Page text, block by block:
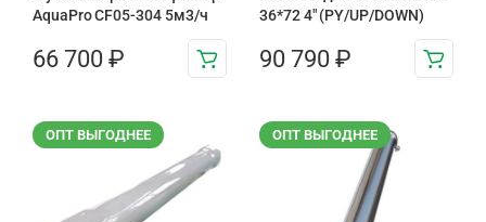
AquaPro CF05-304 5м3/ч
66 700 ₽
36*72 4″ (PY/UP/DOWN)
90 790 ₽
ОПТ ВЫГОДНЕЕ ОПТ ВЫГОДНЕЕ